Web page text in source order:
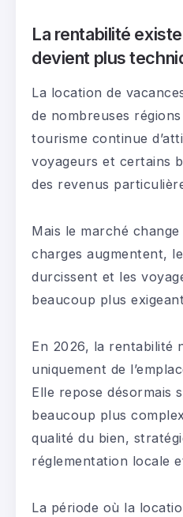
La rentabilité
devient plus
La location de
de nombreuses
tourisme continue
voyageurs et certains
des revenus
Mais le marché
charges augmentent,
durcissent et les
beaucoup plus
En 2026, la rentabilité
uniquement de
Elle repose désormais
beaucoup plus
qualité du bien,
réglementation locale
La période où la